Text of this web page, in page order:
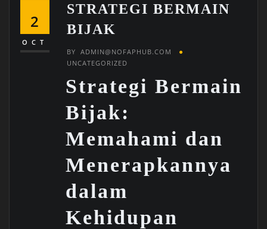
2
OCT
STRATEGI BERMAIN
BIJAK
BY
ADMIN@NOFAPHUB.COM
UNCATEGORIZED
Strategi Bermain
Bijak:
Memahami dan
Menerapkannya
dalam
Kehidupan